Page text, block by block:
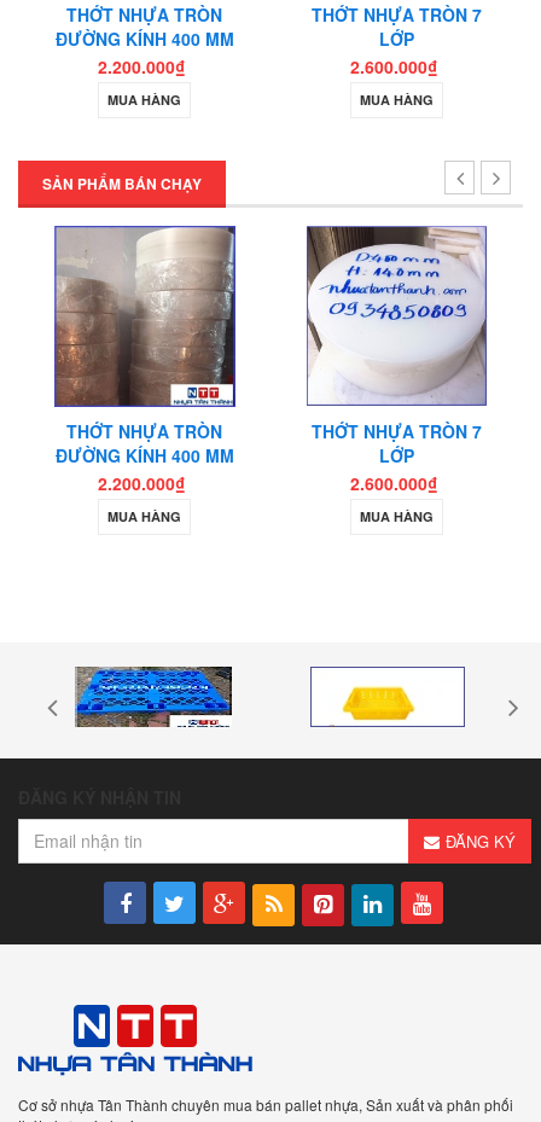
THỚT NHỰA TRÒN
ĐƯỜNG KÍNH 400 MM
2.200.000₫
MUA HÀNG
THỚT NHỰA TRÒN 7
LỚP
2.600.000₫
MUA HÀNG
SẢN PHẨM BÁN CHẠY
THỚT NHỰA TRÒN
ĐƯỜNG KÍNH 400 MM
2.200.000₫
MUA HÀNG
THỚT NHỰA TRÒN 7
LỚP
2.600.000₫
MUA HÀNG
ĐĂNG KÝ
Cơ sở nhựa Tân Thành chuyên mua bán pallet nhựa, Sản xuất và phân phối